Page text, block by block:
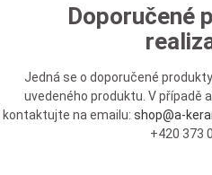
Doporučené
Jedná se o doporučené
uvedeného produktu. V případě
kontaktujte na emailu: shop@a-
+420 373